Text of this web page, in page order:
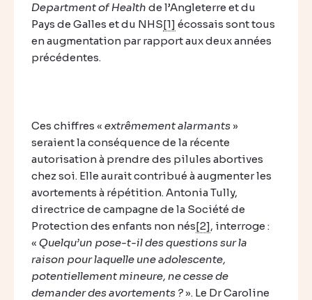
Department of Health de l’Angleterre et du
Pays de Galles et du NHS[1] écossais sont tous
en augmentation par rapport aux deux années
précédentes.
Ces chiffres « extrêmement alarmants »
seraient la conséquence de la récente
autorisation à prendre des pilules abortives
chez soi. Elle aurait contribué à augmenter les
avortements à répétition. Antonia Tully,
directrice de campagne de la Société de
Protection des enfants non nés[2], interroge :
« Quelqu’un pose-t-il des questions sur la
raison pour laquelle une adolescente,
potentiellement mineure, ne cesse de
demander des avortements ? ». Le Dr Caroline